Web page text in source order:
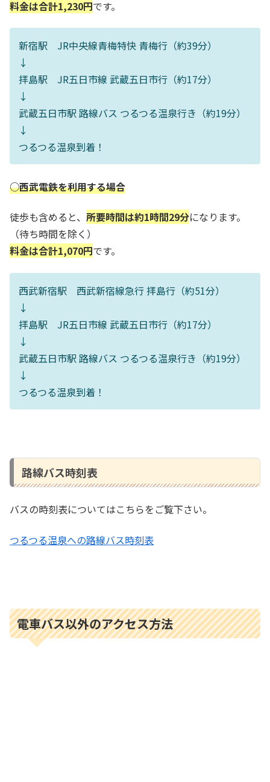
料金は合計1,230円です。
新宿駅 JR中央線青梅特快 青梅行（約39分）
↓
拝島駅 JR五日市線 武蔵五日市行（約17分）
↓
武蔵五日市駅 路線バス つるつる温泉行き（約19分）
↓
つるつる温泉到着！
○西武電鉄を利用する場合
徒歩も含めると、 所要時間は約1時間29分になります。
（待ち時間を除く）
料金は合計1,070円です。
西武新宿駅 西武新宿線急行 拝島行（約51分）
↓
拝島駅 JR五日市線 武蔵五日市行（約17分）
↓
武蔵五日市駅 路線バス つるつる温泉行き（約19分）
↓
つるつる温泉到着！
路線バス時刻表
バスの時刻表についてはこちらをご覧下さい。
つるつる温泉への路線バス時刻表
電車バス以外のアクセス方法